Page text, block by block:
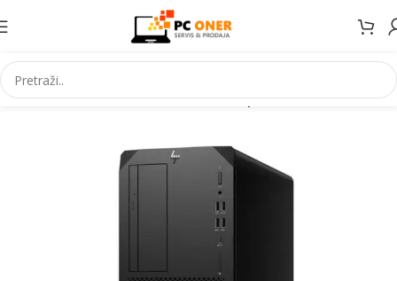
Početna Informatika Racunari Desktop PC